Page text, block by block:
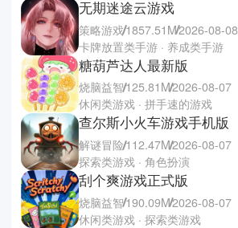
无期迷途云游戏
策略游戏1857.51M2026-08-08
卡牌放置类手游 · 养成类手游
糖葫芦达人最新版
烧脑益智125.81M2026-08-07
休闲类游戏 · 拼手速的游戏
查尔斯小火车游戏手机版
解谜冒险112.47M2026-08-07
探索类游戏 · 角色扮演
刮个爽游戏正式版
烧脑益智190.09M2026-08-07
休闲类游戏 · 探索类游戏